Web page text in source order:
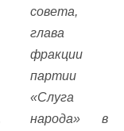
совета,
глава
фракции
партии
«Слуга
народа» в